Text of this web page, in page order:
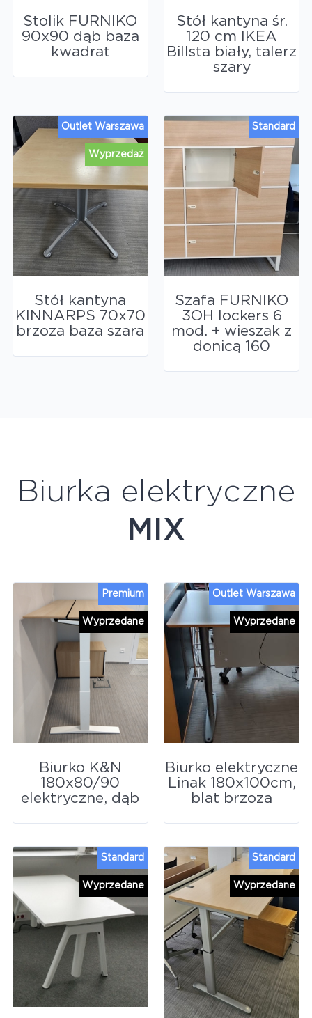
Stolik FURNIKO
90x90 dąb baza
kwadrat
Stół kantyna śr.
120 cm IKEA
Billsta biały, talerz
szary
Wyprzedaż
Outlet Warszawa
Stół kantyna
KINNARPS 70x70
brzoza baza szara
Standard
Szafa FURNIKO
3OH lockers 6
mod. + wieszak z
donicą 160
Biurka elektryczne
MIX
Wyprzedane
Premium
Biurko K&N
180x80/90
elektryczne, dąb
Wyprzedane
Outlet Warszawa
Biurko elektryczne
Linak 180x100cm,
blat brzoza
Wyprzedane
Standard
Wyprzedane
Standard